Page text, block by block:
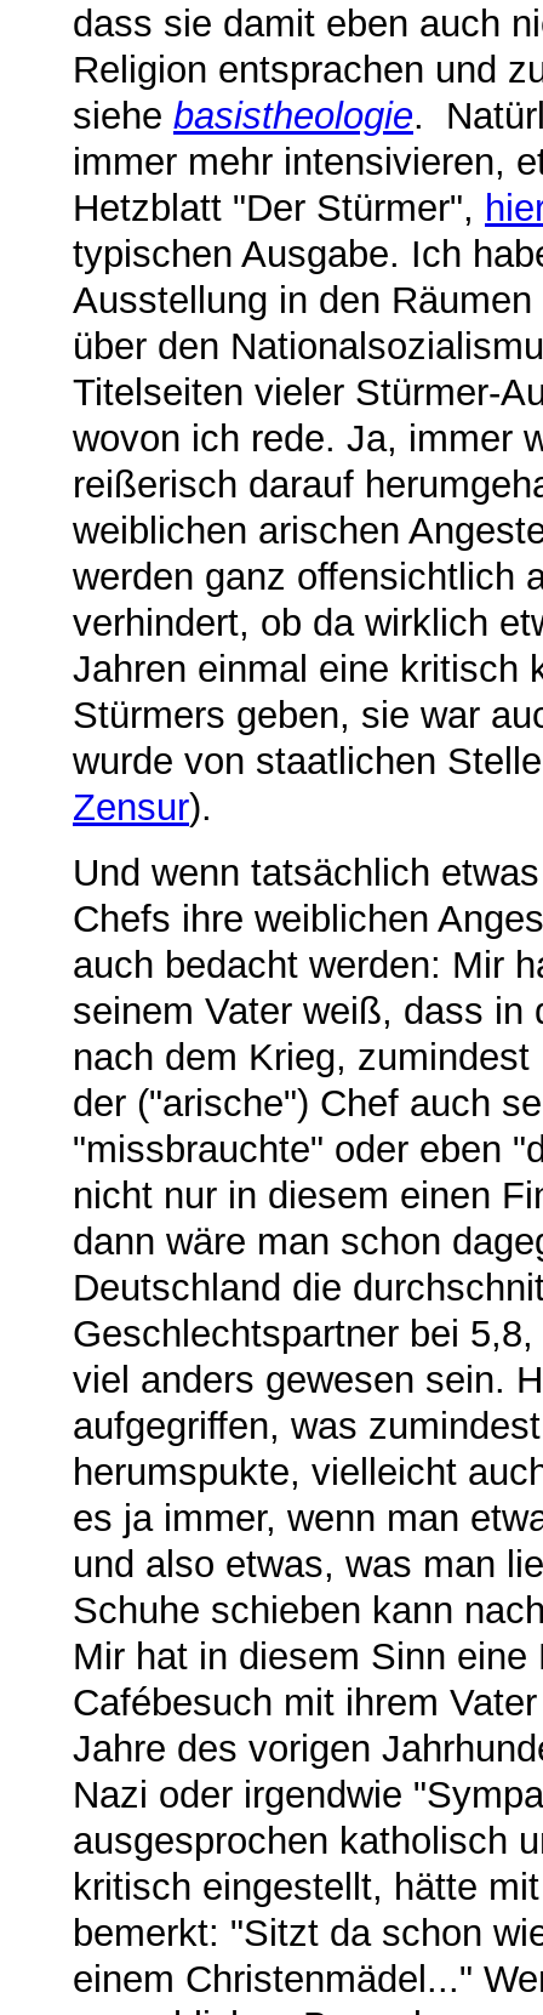
dass sie damit eben auch
Religion entsprachen und
siehe basistheologie.
immer mehr intensivieren,
Hetzblatt "Der Stürmer",
typischen Ausgabe. Ich
Ausstellung in den
über den
Titelseiten vieler Stürmer-
wovon ich rede. Ja, immer
reißerisch darauf
weiblichen arischen
werden ganz offensichtlich
verhindert, ob da wirklich
Jahren einmal eine kritisch
Stürmers geben, sie war
wurde von staatlichen
Zensur).
Und wenn tatsächlich
Chefs ihre weiblichen
auch bedacht werden: Mir
seinem Vater weiß, dass in
nach dem Krieg,
der ("arische") Chef auch
"missbrauchte" oder eben
nicht nur in diesem einen
dann wäre man schon
Deutschland die
Geschlechtspartner bei
viel anders gewesen sein.
aufgegriffen, was
herumspukte, vielleicht
es ja immer, wenn man
und also etwas, was man
Schuhe schieben kann
Mir hat in diesem Sinn
Cafébesuch mit ihrem
Jahre des vorigen
Nazi oder irgendwie
ausgesprochen katholisch
kritisch eingestellt, hätte
bemerkt: "Sitzt da schon
einem Christenmädel..."